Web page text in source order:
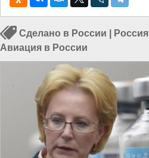
Сделано в России Россия
Авиация в России